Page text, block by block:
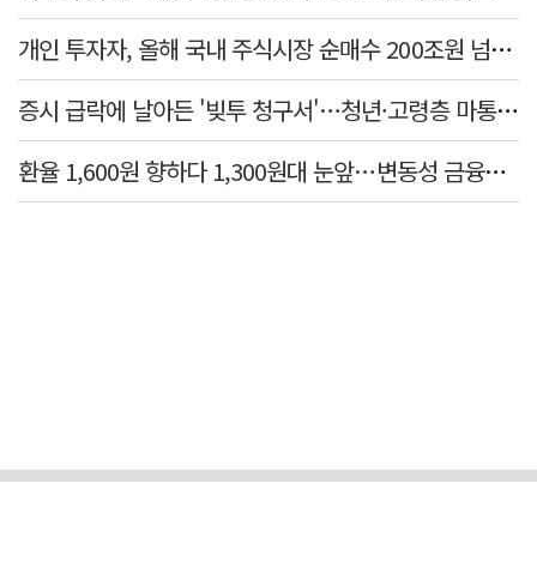
개인 투자자, 올해 국내 주식시장 순매수 200조원 넘었다
증시 급락에 날아든 '빚투 청구서'…청년·고령층 마통 연체↑
환율 1,600원 향하다 1,300원대 눈앞…변동성 금융위기 후 최고